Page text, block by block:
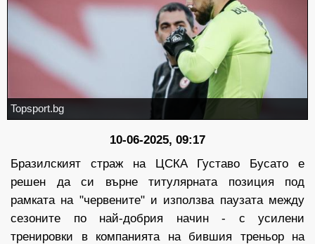
Topsport.bg
10-06-2025, 09:17
Бразилският страж на ЦСКА Густаво Бусато е
решен да си върне титулярната позиция под
рамката на "червените" и използва паузата между
сезоните по най-добрия начин - с усилени
тренировки в компанията на бившия треньор на